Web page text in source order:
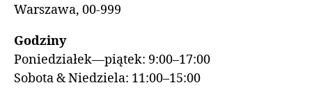
Warszawa, 00-999
Godziny
Poniedziałek—piątek: 9:00–17:00
Sobota & Niedziela: 11:00–15:00